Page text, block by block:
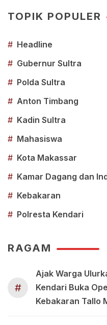
TOPIK POPULER
# Headline
# Gubernur Sultra
# Polda Sultra
# Anton Timbang
# Kadin Sultra
# Mahasiswa
# Kota Makassar
# Kamar Dagang dan
# Kebakaran
# Polresta Kendari
RAGAM
#
Ajak Warga
Kendari Buka
Kebakaran Tallo